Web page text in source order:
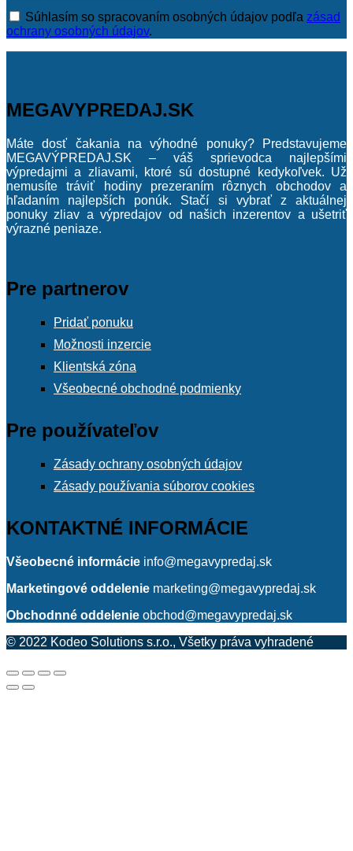
Súhlasím so spracovaním osobných údajov podľa zásad
ochrany osobných údajov.
MEGAVYPREDAJ.SK
Máte dosť čakania na výhodné ponuky? Predstavujeme
MEGAVÝPREDAJ.SK – váš sprievodca najlepšími
výpredajmi a zliavami, ktoré sú dostupné kedykoľvek. Už
nemusíte tráviť hodiny prezeraním rôznych obchodov a
hľadaním najlepších ponúk. Stačí si vybrať z aktuálnej
ponuky zliav a výpredajov od našich inzerentov a ušetriť
výrazné peniaze.
Pre partnerov
Pridať ponuku
Možnosti inzercie
Klientská zóna
Všeobecné obchodné podmienky
Pre používateľov
Zásady ochrany osobných údajov
Zásady používania súborov cookies
KONTAKTNÉ INFORMÁCIE
Všeobecné informácie info@megavypredaj.sk
Marketingové oddelenie marketing@megavypredaj.sk
Obchodnné oddelenie obchod@megavypredaj.sk
© 2022 Kodeo Solutions s.r.o., Všetky práva vyhradené